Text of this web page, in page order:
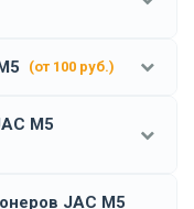
(от 100 руб.)
M5
JAC M5